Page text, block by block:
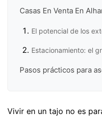
Casas En Venta En
El potencial de los
Estacionamiento: el
Pasos prácticos para
Vivir en un tajo no es